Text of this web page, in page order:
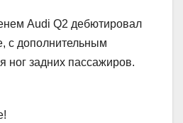
Audi Q2 дебютировал
с дополнительным
ног задних пассажиров.